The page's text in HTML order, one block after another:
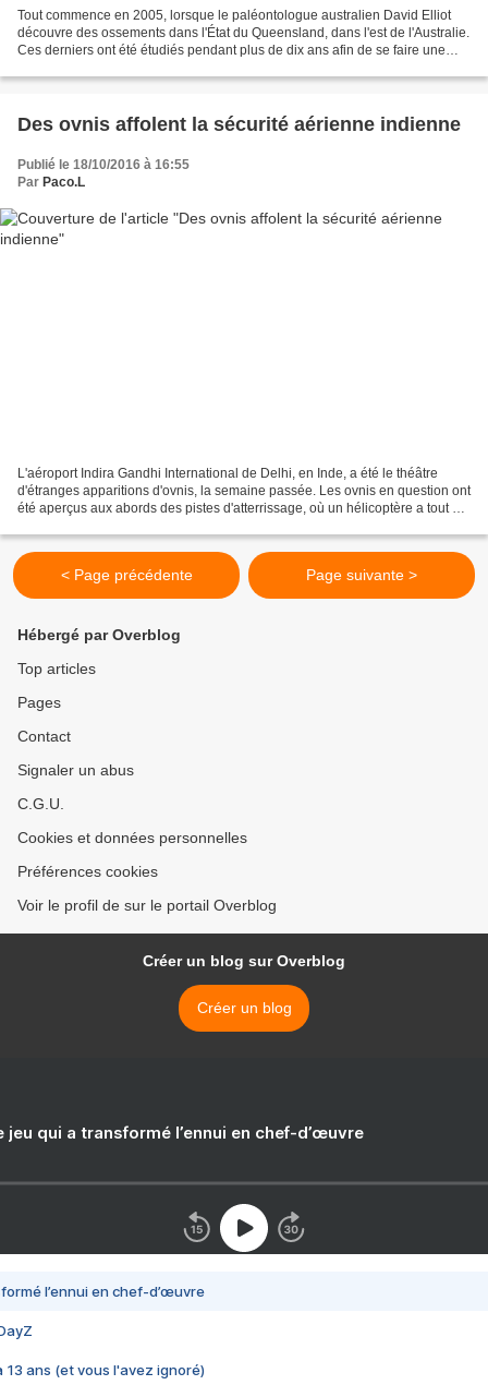
Tout commence en 2005, lorsque le paléontologue australien David Elliot
découvre des ossements dans l'État du Queensland, dans l'est de l'Australie.
Ces derniers ont été étudiés pendant plus de dix ans afin de se faire une
Des ovnis affolent la sécurité aérienne indienne
Publié le 18/10/2016 à 16:55
Par Paco.L
L'aéroport Indira Gandhi International de Delhi, en Inde, a été le théâtre
d'étranges apparitions d'ovnis, la semaine passée. Les ovnis en question ont
été aperçus aux abords des pistes d'atterrissage, où un hélicoptère a tout de
< Page précédente Page suivante >
Hébergé par Overblog
Top articles
Pages
Contact
Signaler un abus
C.G.U.
Cookies et données personnelles
Préférences cookies
Voir le profil de sur le portail Overblog
Créer un blog sur Overblog
Créer un blog
jeu qui a transformé l’ennui en chef-d’œuvre
l’ennui en chef-d’œuvre
13 ans (et vous l'avez ignoré)